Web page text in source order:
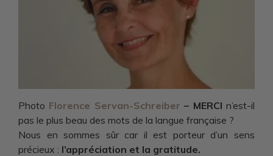
Photo Florence Servan-Schreiber – MERCI n’est-il
pas le plus beau des mots de la langue française ?
Nous en sommes sûr car il est porteur d’un sens
précieux : l’appréciation et la gratitude.